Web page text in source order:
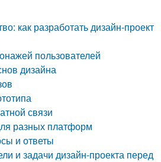
как разработать дизайн-проект
пользователей
дизайна
связи
разных платформ
и ответы
и задачи дизайн-проекта перед